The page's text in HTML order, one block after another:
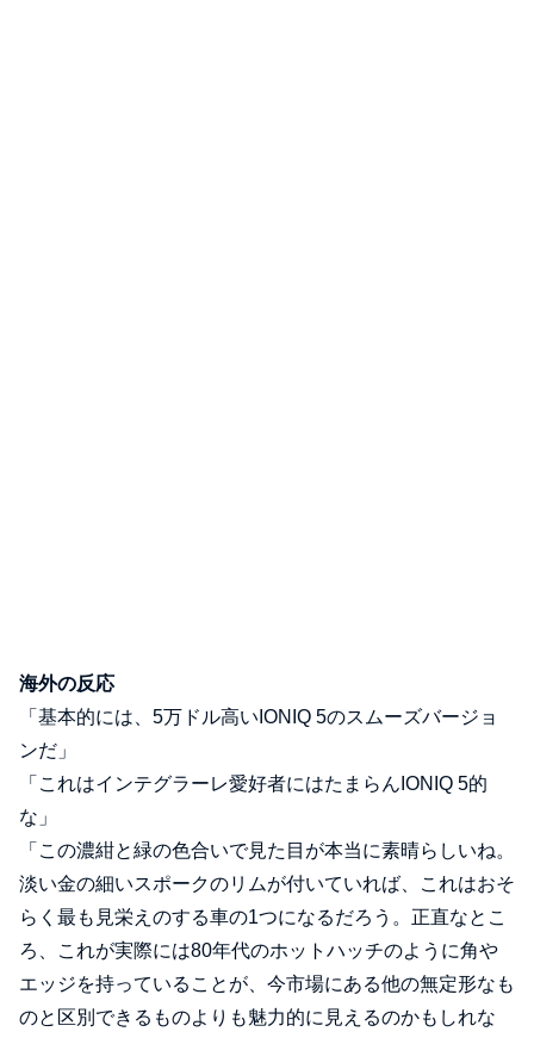
海外の反応
「基本的には、5万ドル高いIONIQ 5のスムーズバージョ
ンだ」
「これはインテグラーレ愛好者にはたまらんIONIQ 5的
な」
「この濃紺と緑の色合いで見た目が本当に素晴らしいね。
淡い金の細いスポークのリムが付いていれば、これはおそ
らく最も見栄えのする車の1つになるだろう。正直なとこ
ろ、これが実際には80年代のホットハッチのように角や
エッジを持っていることが、今市場にある他の無定形なも
のと区別できるものよりも魅力的に見えるのかもしれな